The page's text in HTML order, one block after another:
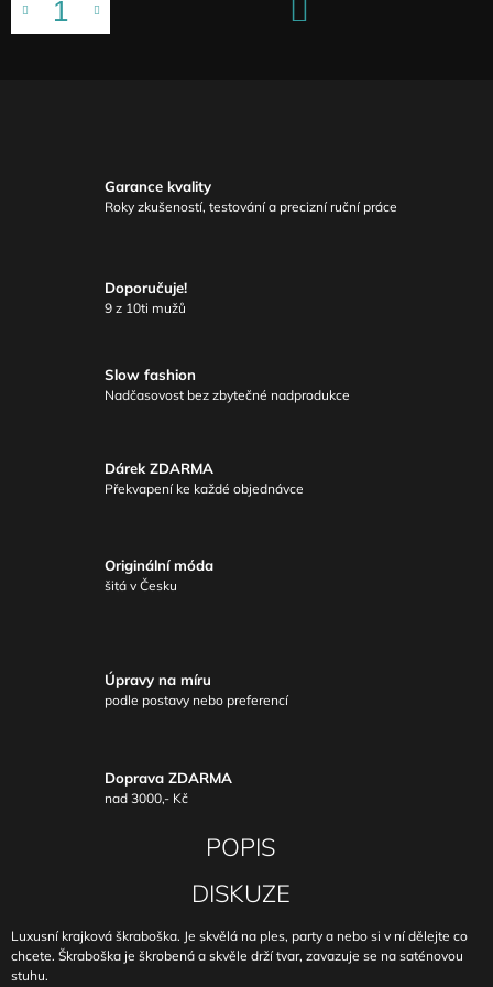
Garance kvality
Roky zkušeností, testování a precizní ruční práce
Doporučuje!
9 z 10ti mužů
Slow fashion
Nadčasovost bez zbytečné nadprodukce
Dárek ZDARMA
Překvapení ke každé objednávce
Originální móda
šitá v Česku
Úpravy na míru
podle postavy nebo preferencí
Doprava ZDARMA
nad 3000,- Kč
POPIS
DISKUZE
Luxusní krajková škraboška. Je skvělá na ples, party a nebo si v ní dělejte co
chcete. Škraboška je škrobená a skvěle drží tvar, zavazuje se na saténovou
stuhu.